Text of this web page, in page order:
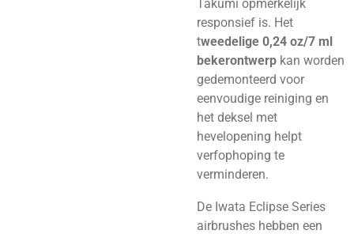
Takumi opmerkelijk
responsief is. Het
tweedelige 0,24 oz/7 ml
bekerontwerp kan worden
gedemonteerd voor
eenvoudige reiniging en
het deksel met
hevelopening helpt
verfophoping te
verminderen.
De Iwata Eclipse Series
airbrushes hebben een